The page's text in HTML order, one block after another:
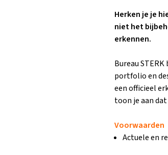
Herken je je
niet het
erkennen.
Bureau
portfolio en
een officieel
toon je aan
Voorwaarden
Actuele en